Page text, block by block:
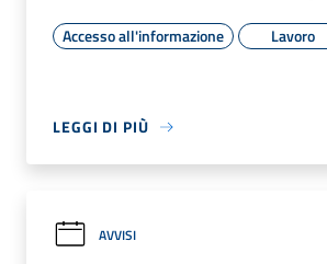
Accesso all'informazione Lavoro
LEGGI DI PIÙ
AVVISI